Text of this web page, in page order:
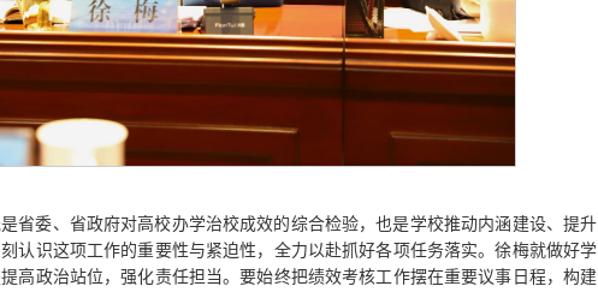
省委、省政府对高校办学治校成效的综合检验，也是学校推动内涵建设、提升
认识这项工作的重要性与紧迫性，全力以赴抓好各项任务落实。徐梅就做好学
高政治站位，强化责任担当。要始终把绩效考核工作摆在重要议事日程，构建